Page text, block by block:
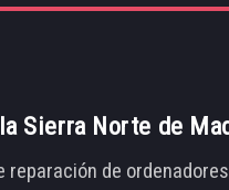
Sierra Norte de
de